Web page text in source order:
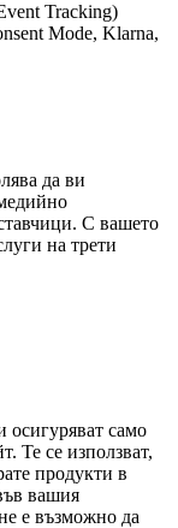
Tracking)
Mode, Klarna,
да ви
С вашето
на трети
осигуряват само
Те се използват,
продукти в
вашия
е възможно да